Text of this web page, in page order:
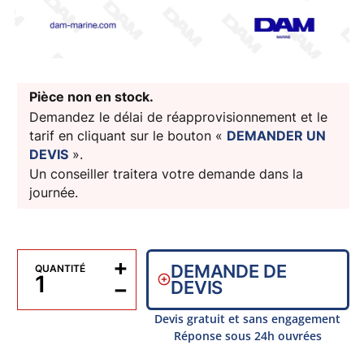
Pièce non en stock.
Demandez le délai de réapprovisionnement et le
tarif en cliquant sur le bouton « DEMANDER UN
DEVIS».
Un conseiller traitera votre demande dans la
journée.
QUANTITÉ
−
+ DEMANDE DE
DEVIS
Devis gratuit et sans engagement
Réponse sous 24h ouvrées